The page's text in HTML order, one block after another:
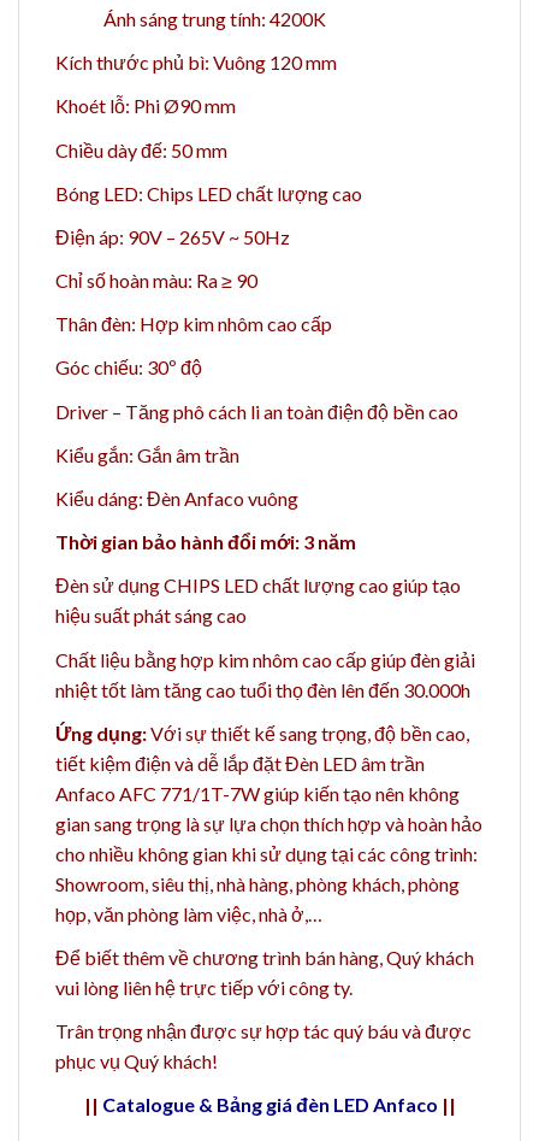
Ánh sáng trung tính: 4200K
Kích thước phủ bì: Vuông 120 mm
Khoét lỗ: Phi Ø90 mm
Chiều dày đế: 50 mm
Bóng LED: Chips LED chất lượng cao
Điện áp: 90V – 265V ~ 50Hz
Chỉ số hoàn màu: Ra ≥ 90
Thân đèn: Hợp kim nhôm cao cấp
Góc chiếu: 30º độ
Driver – Tăng phô cách li an toàn điện độ bền cao
Kiểu gắn: Gắn âm trần
Kiểu dáng: Đèn Anfaco vuông
Thời gian bảo hành đổi mới: 3 năm
Đèn sử dụng CHIPS LED chất lượng cao giúp tạo
hiệu suất phát sáng cao
Chất liệu bằng hợp kim nhôm cao cấp giúp đèn giải
nhiệt tốt làm tăng cao tuổi thọ đèn lên đến 30.000h
Ứng dụng:Với sự thiết kế sang trọng, độ bền cao,
tiết kiệm điện và dễ lắp đặt Đèn LED âm trần
Anfaco AFC 771/1T-7W giúp kiến tạo nên không
gian sang trọng là sự lựa chọn thích hợp và hoàn hảo
cho nhiều không gian khi sử dụng tại các công trình:
Showroom, siêu thị, nhà hàng, phòng khách, phòng
họp, văn phòng làm việc, nhà ở,…
Để biết thêm về chương trình bán hàng,Quý khách
vui lòng liên hệ trực tiếp với công ty.
Trân trọng nhận được sự hợp tác quý báu và được
phục vụ Quý khách!
|| Catalogue & Bảng giá đèn LED Anfaco ||